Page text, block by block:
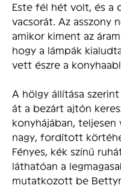
Este fél hét volt, és a
vacsorát. Az asszony
amikor kiment az
hogy a lámpák
vett észre a
A hölgy állítása
át a bezárt ajtón
konyhájában, teljesen
nagy, fordított
Fényes, kék színű
láthatóan a
mutatkozott be